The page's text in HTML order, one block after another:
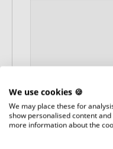
We use cookies 🍪
We may place these for
show personalised content
more information about the